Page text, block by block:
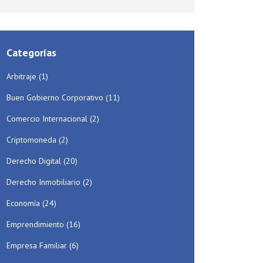
Categorías
Arbitraje (1)
Buen Gobierno Corporativo (11)
Comercio Internacional (2)
Criptomoneda (2)
Derecho Digital (20)
Derecho Inmobiliario (2)
Economía (24)
Emprendimiento (16)
Empresa Familiar (6)